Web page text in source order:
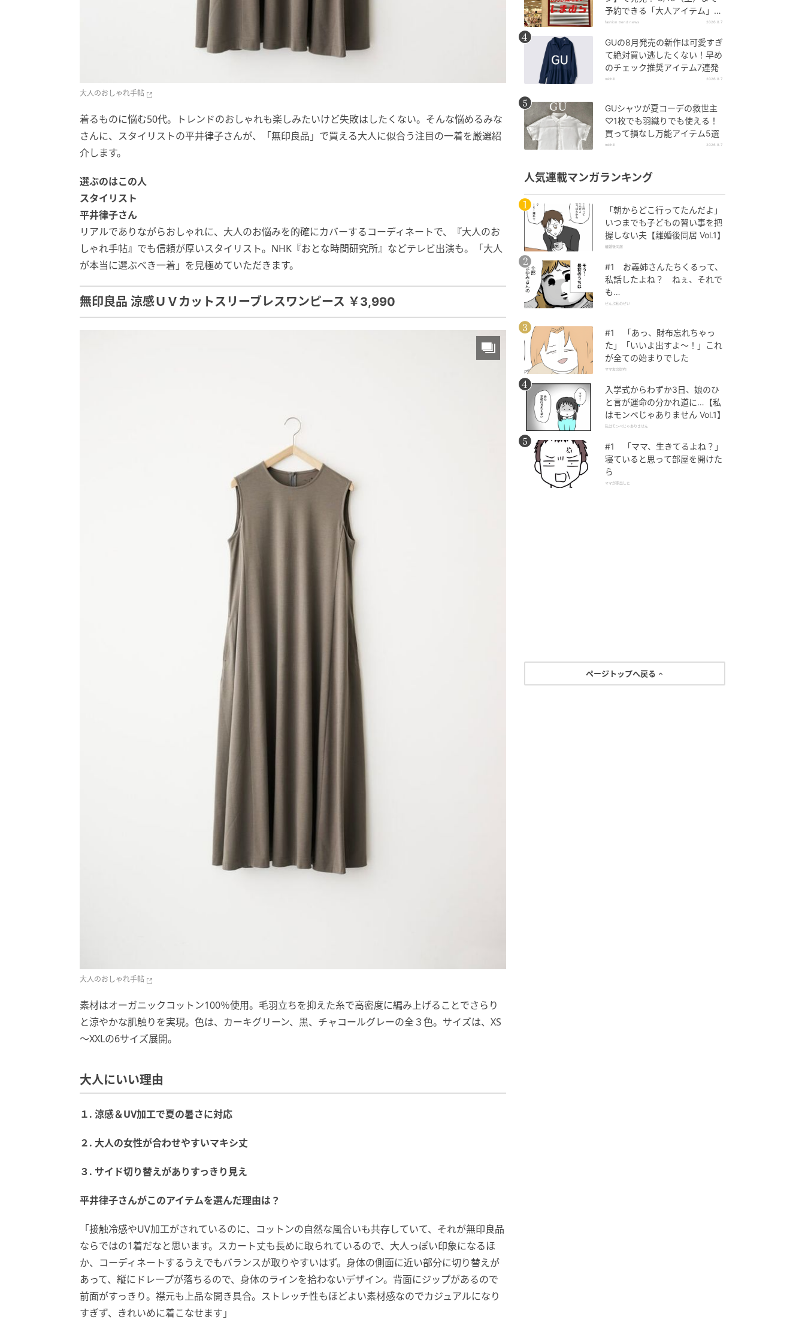
大人のおしゃれ手帖
着るものに悩む50代。トレンドのおしゃれも楽しみたいけど失敗はしたくない。そんな悩めるみな
さんに、スタイリストの平井律子さんが、「無印良品」で買える大人に似合う注目の一着を厳選紹
介します。
選ぶのはこの人
スタイリスト
平井律子さん
リアルでありながらおしゃれに、大人のお悩みを的確にカバーするコーディネートで、『大人のお
しゃれ手帖』でも信頼が厚いスタイリスト。NHK『おとな時間研究所』などテレビ出演も。「大人
が本当に選ぶべき一着」を見極めていただきます。
無印良品 涼感ＵＶカットスリーブレスワンピース ￥3,990
大人のおしゃれ手帖
素材はオーガニックコットン100％使用。毛羽立ちを抑えた糸で高密度に編み上げることでさらり
と涼やかな肌触りを実現。色は、カーキグリーン、黒、チャコールグレーの全３色。サイズは、XS
～XXLの6サイズ展開。
大人にいい理由
１. 涼感＆UV加工で夏の暑さに対応
２. 大人の女性が合わせやすいマキシ丈
３. サイド切り替えがありすっきり見え
平井律子さんがこのアイテムを選んだ理由は？
「接触冷感やUV加工がされているのに、コットンの自然な風合いも共存していて、それが無印良品
ならではの1着だなと思います。スカート丈も長めに取られているので、大人っぽい印象になるほ
か、コーディネートするうえでもバランスが取りやすいはず。身体の側面に近い部分に切り替えが
あって、縦にドレープが落ちるので、身体のラインを拾わないデザイン。背面にジップがあるので
前面がすっきり。襟元も上品な開き具合。ストレッチ性もほどよい素材感なのでカジュアルになり
すぎず、きれいめに着こなせます」
予約できる「大人アイテム」っ
て？
fashion trend news 2026.8.7
GUの8月発売の新作は可愛すぎ
て絶対買い逃したくない！早め
のチェック推奨アイテム7連発
michill 2026.8.7
GUシャツが夏コーデの救世主
♡1枚でも羽織りでも使える！
買って損なし万能アイテム5選
michill 2026.8.7
人気連載マンガランキング
「朝からどこ行ってたんだよ」
いつまでも子どもの習い事を把
握しない夫【離婚後同居 Vol.1】
離婚後同居
#1 お義姉さんたちくるって、
私話したよね？ ねぇ、それで
も…
ぜんぶ私のせい
#1 「あっ、財布忘れちゃっ
た」「いいよ出すよ〜！」これ
が全ての始まりでした
ママ友の財布
入学式からわずか3日、娘のひ
と言が運命の分かれ道に…【私
はモンペじゃありません Vol.1】
私はモンペじゃありません
#1 「ママ、生きてるよね？」
寝ていると思って部屋を開けた
ら
ママが家出した
ページトップへ戻る